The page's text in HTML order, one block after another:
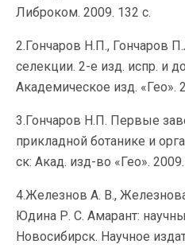
Либроком. 2009. 132 с.
2.Гончаров Н.П., Гончаров
селекции. 2-е изд. испр. и
Академическое изд. «Гео».
3.Гончаров Н.П. Первые
прикладной ботанике и
ск: Акад. изд-во «Гео».
4.Железнов А. В.,
Юдина Р. С. Амарант:
Новосибирск. Научное